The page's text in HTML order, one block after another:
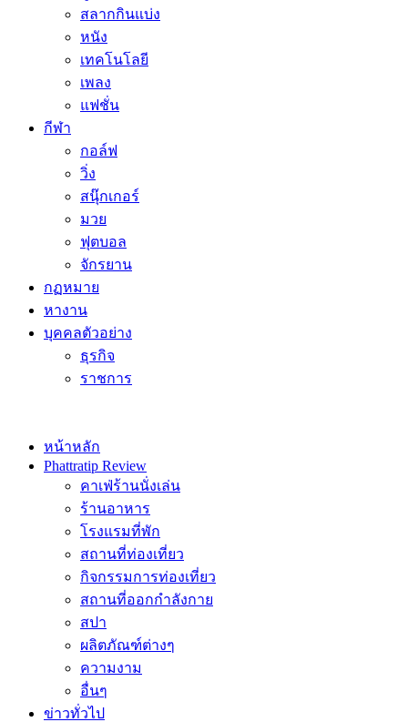
สลากกินแบ่ง
หนัง
เทคโนโลยี
เพลง
แฟชั่น
กีฬา
กอล์ฟ
วิ่ง
สนุ๊กเกอร์
มวย
ฟุตบอล
จักรยาน
กฏหมาย
หางาน
บุคคลตัวอย่าง
ธุรกิจ
ราชการ
หน้าหลัก
Phattratip Review
คาเฟ่ร้านนั่งเล่น
ร้านอาหาร
โรงแรมที่พัก
สถานที่ท่องเที่ยว
กิจกรรมการท่องเที่ยว
สถานที่ออกกำลังกาย
สปา
ผลิตภัณฑ์ต่างๆ
ความงาม
อื่นๆ
ข่าวทั่วไป